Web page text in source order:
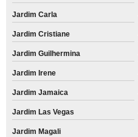
Jardim Carla
Jardim Cristiane
Jardim Guilhermina
Jardim Irene
Jardim Jamaica
Jardim Las Vegas
Jardim Magali